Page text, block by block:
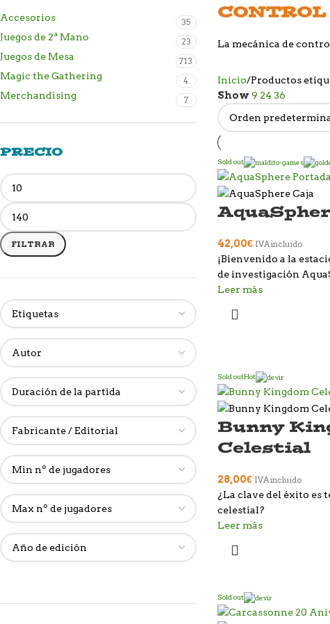
Accesorios 35
Juegos de 2ª Mano 23
Juegos de Mesa 713
Magic the Gathering 4
Merchandising 7
PRECIO
FILTRAR
La mecánica de
Inicio Productos
Show 9 24 36
Sold out
42,00€ IVA incluido
¡Bienvenido a la
de investigación
Leer más
Sold outHot
Bunny
Celestial
28,00€ IVA incluido
¿La clave del éxito es
celestial?
Leer más
Sold out